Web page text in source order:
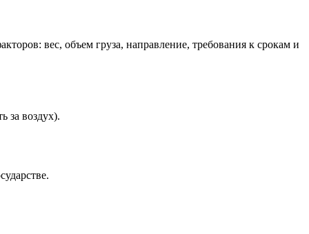
вес, объем груза, направление, требования к срокам и
за воздух).